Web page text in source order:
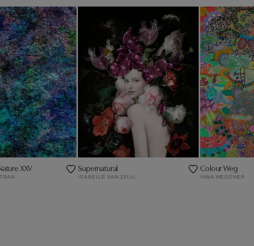
XXV Supernatural
ISABELLE VAN ZEIJL
Colour Weg
INNA WEGENER